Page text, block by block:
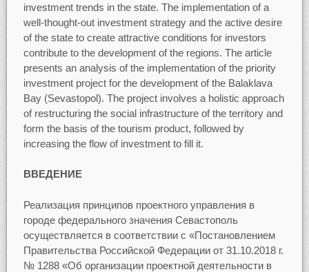
investment trends in the state. The implementation of a
well-thought-out investment strategy and the active desire
of the state to create attractive conditions for investors
contribute to the development of the regions. The article
presents an analysis of the implementation of the priority
investment project for the development of the Balaklava
Bay (Sevastopol). The project involves a holistic approach
of restructuring the social infrastructure of the territory and
form the basis of the tourism product, followed by
increasing the flow of investment to fill it.
ВВЕДЕНИЕ
Реализация принципов проектного управления в
городе федерального значения Севастополь
осуществляется в соответствии с «Постановлением
Правительства Российской Федерации от 31.10.2018 г.
№ 1288 «Об организации проектной деятельности в